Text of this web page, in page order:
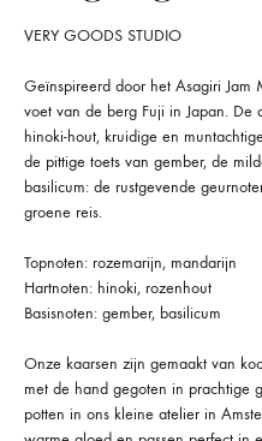
VERY GOODS STUDIO
Geïnspireerd door het Asagiri Jam
voet van de berg Fuji in Japan. De
hinoki-hout, kruidige en
de pittige toets van gember, de
basilicum: de rustgevende
groene reis.
Topnoten: rozemarijn, mandarijn
Hartnoten: hinoki, rozenhout
Basisnoten: gember, basilicum
Onze kaarsen zijn gemaakt van
met de hand gegoten in prachtige
potten in ons kleine atelier in